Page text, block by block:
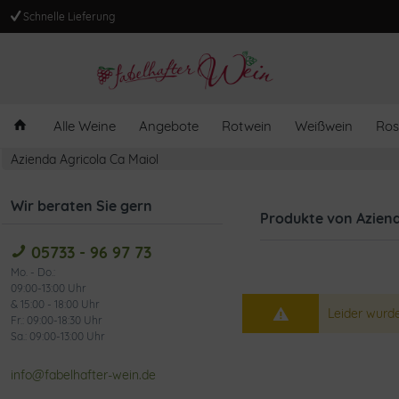
Schnelle Lieferung
Alle Weine Angebote Rotwein Weißwein
Azienda Agricola Ca Maiol
Wir beraten Sie gern
05733 - 96 97 73
Mo. - Do.:
09:00-13:00 Uhr
& 15:00 - 18:00 Uhr
Fr.: 09:00-18:30 Uhr
Sa.: 09:00-13:00 Uhr
info@fabelhafter-wein.de
Produkte von
Leider